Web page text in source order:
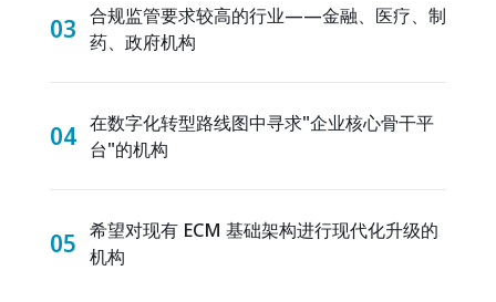
03 合规监管要求较高的行业——金融、医疗、制
药、政府机构
04 在数字化转型路线图中寻求"企业核心骨干平
台"的机构
05 希望对现有 ECM 基础架构进行现代化升级的
机构